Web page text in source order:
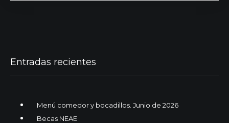
Entradas recientes
Menú comedor y bocadillos. Junio de 2026
Becas NEAE